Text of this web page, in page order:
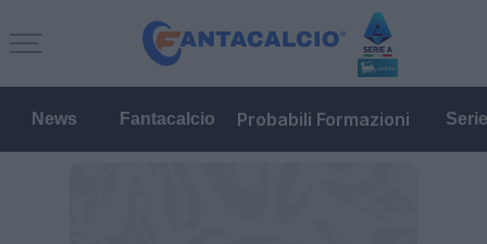
News Fantacalcio Probabili Formazioni